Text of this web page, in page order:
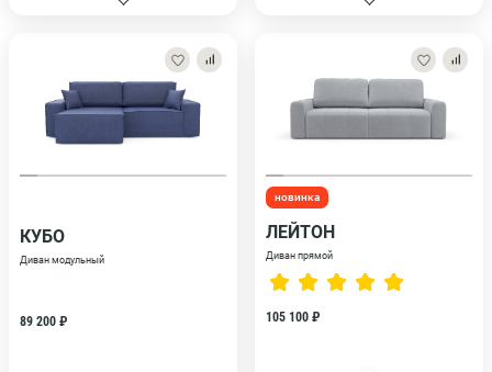
КУБО
Диван модульный
89 200 ₽
новинка
ЛЕЙТОН
Диван прямой
105 100 ₽